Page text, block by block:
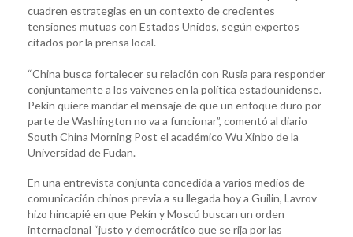
cuadren estrategias en un contexto de crecientes
tensiones mutuas con Estados Unidos, según expertos
citados por la prensa local.
“China busca fortalecer su relación con Rusia para responder
conjuntamente a los vaivenes en la política estadounidense.
Pekín quiere mandar el mensaje de que un enfoque duro por
parte de Washington no va a funcionar”, comentó al diario
South China Morning Post el académico Wu Xinbo de la
Universidad de Fudan.
En una entrevista conjunta concedida a varios medios de
comunicación chinos previa a su llegada hoy a Guilin, Lavrov
hizo hincapié en que Pekín y Moscú buscan un orden
internacional “justo y democrático que se rija por las